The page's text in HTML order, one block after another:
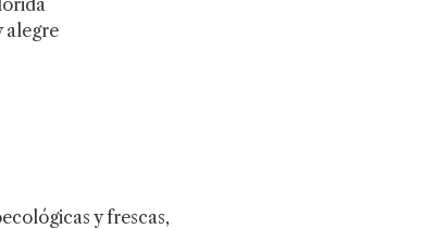
alegre
y frescas,